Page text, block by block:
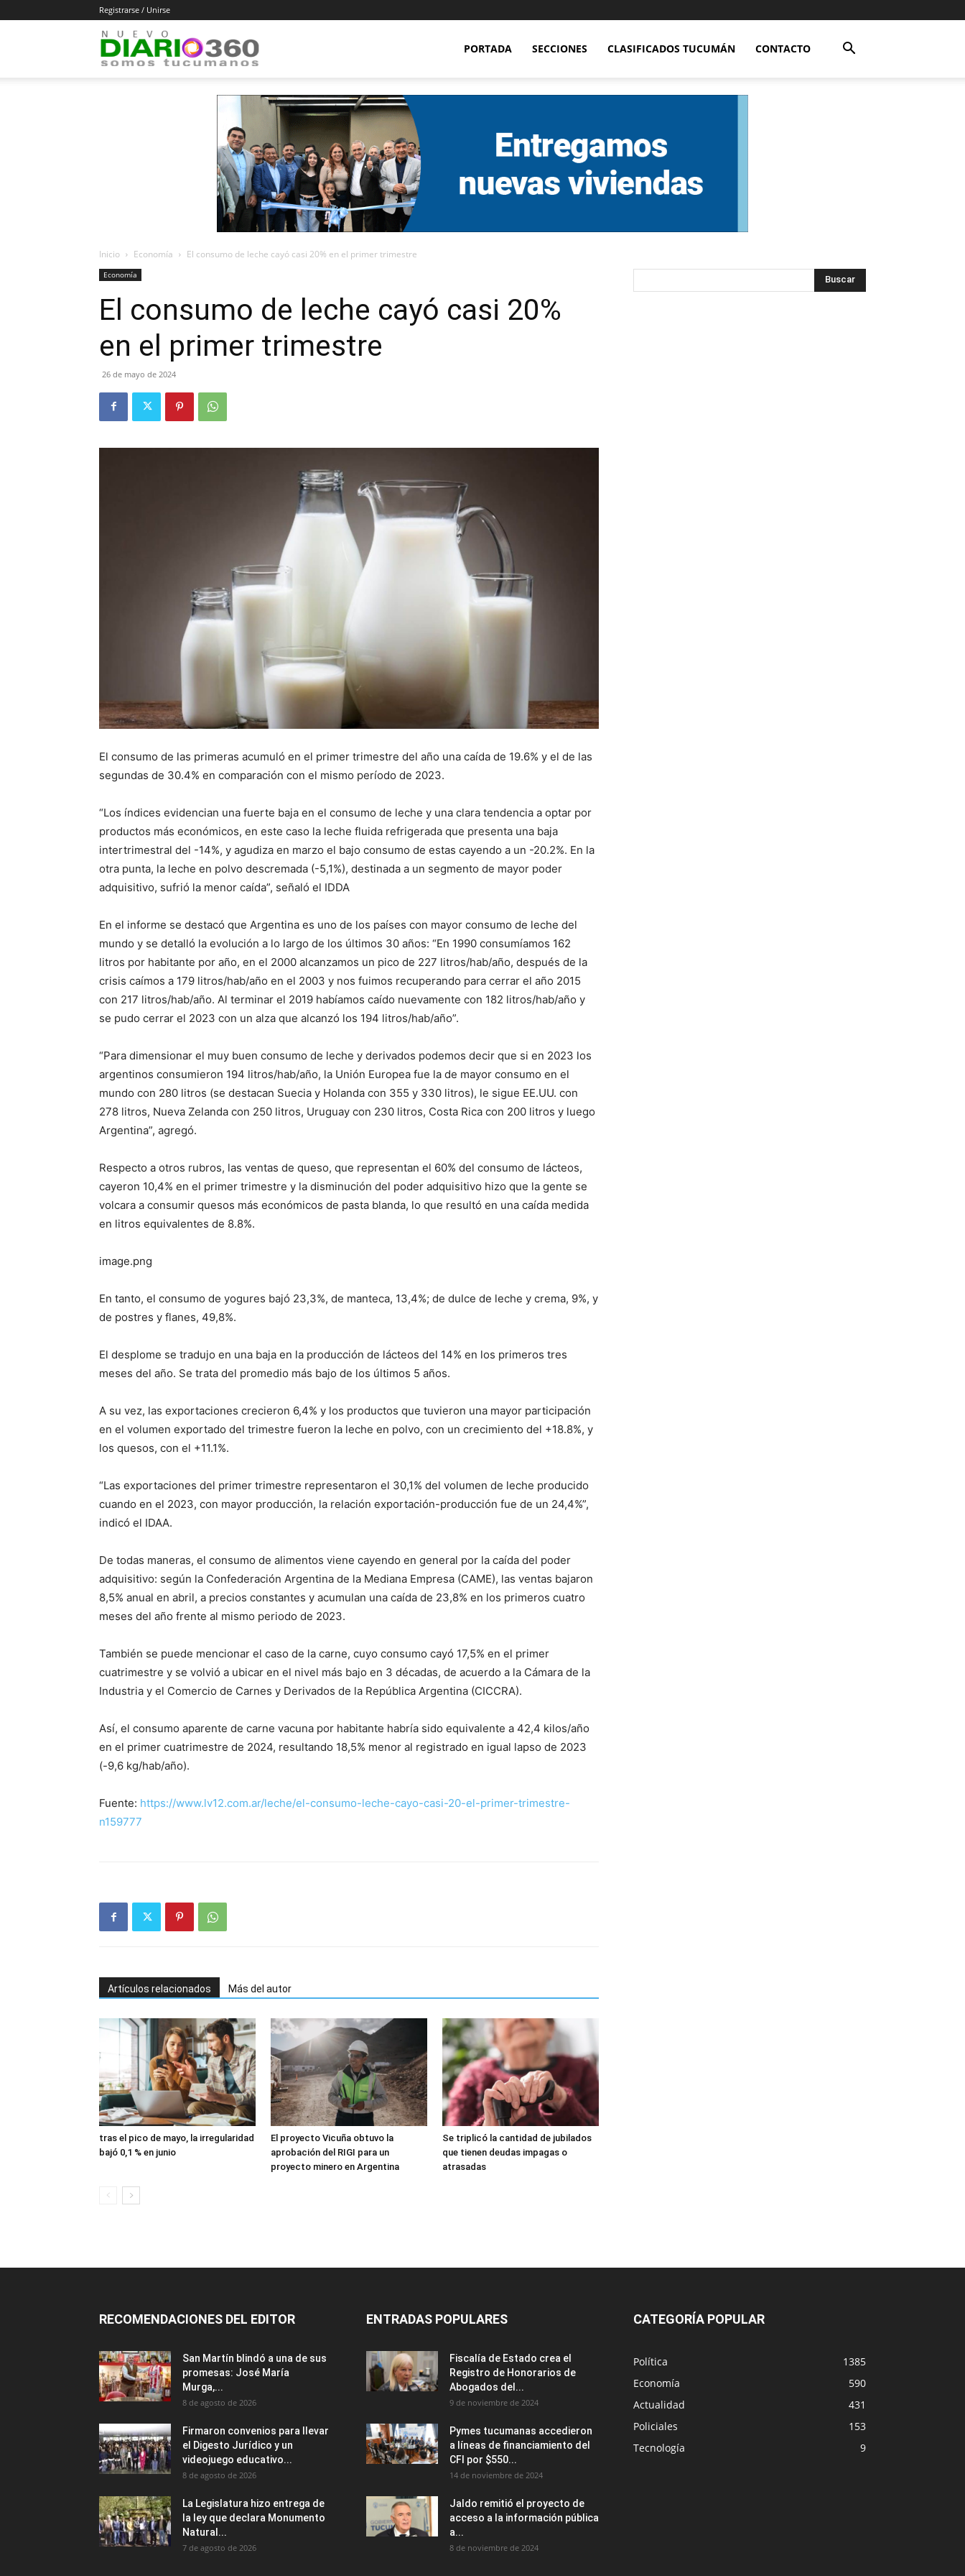
Registrarse / Unirse
Diario
360
PORTADA SECCIONES CLASIFICADOS TUCUMÁN CONTACTO
Inicio Economía El consumo de leche cayó casi 20% en el primer trimestre
Economía
El consumo de leche cayó casi 20%
en el primer trimestre
26 de mayo de 2024
El consumo de las primeras acumuló en el primer trimestre del año una caída de 19.6% y el de las
segundas de 30.4% en comparación con el mismo período de 2023.
“Los índices evidencian una fuerte baja en el consumo de leche y una clara tendencia a optar por
productos más económicos, en este caso la leche fluida refrigerada que presenta una baja
intertrimestral del -14%, y agudiza en marzo el bajo consumo de estas cayendo a un -20.2%. En la
otra punta, la leche en polvo descremada (-5,1%), destinada a un segmento de mayor poder
adquisitivo, sufrió la menor caída”, señaló el IDDA
En el informe se destacó que Argentina es uno de los países con mayor consumo de leche del
mundo y se detalló la evolución a lo largo de los últimos 30 años: “En 1990 consumíamos 162
litros por habitante por año, en el 2000 alcanzamos un pico de 227 litros/hab/año, después de la
crisis caímos a 179 litros/hab/año en el 2003 y nos fuimos recuperando para cerrar el año 2015
con 217 litros/hab/año. Al terminar el 2019 habíamos caído nuevamente con 182 litros/hab/año y
se pudo cerrar el 2023 con un alza que alcanzó los 194 litros/hab/año”.
“Para dimensionar el muy buen consumo de leche y derivados podemos decir que si en 2023 los
argentinos consumieron 194 litros/hab/año, la Unión Europea fue la de mayor consumo en el
mundo con 280 litros (se destacan Suecia y Holanda con 355 y 330 litros), le sigue EE.UU. con
278 litros, Nueva Zelanda con 250 litros, Uruguay con 230 litros, Costa Rica con 200 litros y luego
Argentina”, agregó.
Respecto a otros rubros, las ventas de queso, que representan el 60% del consumo de lácteos,
cayeron 10,4% en el primer trimestre y la disminución del poder adquisitivo hizo que la gente se
volcara a consumir quesos más económicos de pasta blanda, lo que resultó en una caída medida
en litros equivalentes de 8.8%.
image.png
En tanto, el consumo de yogures bajó 23,3%, de manteca, 13,4%; de dulce de leche y crema, 9%, y
de postres y flanes, 49,8%.
El desplome se tradujo en una baja en la producción de lácteos del 14% en los primeros tres
meses del año. Se trata del promedio más bajo de los últimos 5 años.
A su vez, las exportaciones crecieron 6,4% y los productos que tuvieron una mayor participación
en el volumen exportado del trimestre fueron la leche en polvo, con un crecimiento del +18.8%, y
los quesos, con el +11.1%.
“Las exportaciones del primer trimestre representaron el 30,1% del volumen de leche producido
cuando en el 2023, con mayor producción, la relación exportación-producción fue de un 24,4%”,
indicó el IDAA.
De todas maneras, el consumo de alimentos viene cayendo en general por la caída del poder
adquisitivo: según la Confederación Argentina de la Mediana Empresa (CAME), las ventas bajaron
8,5% anual en abril, a precios constantes y acumulan una caída de 23,8% en los primeros cuatro
meses del año frente al mismo periodo de 2023.
También se puede mencionar el caso de la carne, cuyo consumo cayó 17,5% en el primer
cuatrimestre y se volvió a ubicar en el nivel más bajo en 3 décadas, de acuerdo a la Cámara de la
Industria y el Comercio de Carnes y Derivados de la República Argentina (CICCRA).
Así, el consumo aparente de carne vacuna por habitante habría sido equivalente a 42,4 kilos/año
en el primer cuatrimestre de 2024, resultando 18,5% menor al registrado en igual lapso de 2023
(-9,6 kg/hab/año).
Fuente: https://www.lv12.com.ar/leche/el-consumo-leche-cayo-casi-20-el-primer-trimestre-
n159777
Artículos relacionados Más del autor
tras el pico de mayo, la irregularidad
bajó 0,1 % en junio
El proyecto Vicuña obtuvo la
aprobación del RIGI para un
proyecto minero en Argentina
Se triplicó la cantidad de jubilados
que tienen deudas impagas o
atrasadas
RECOMENDACIONES DEL EDITOR
San Martín blindó a una de sus
promesas: José María
Murga,...
8 de agosto de 2026
Firmaron convenios para llevar
el Digesto Jurídico y un
videojuego educativo...
8 de agosto de 2026
La Legislatura hizo entrega de
la ley que declara Monumento
Natural...
7 de agosto de 2026
ENTRADAS POPULARES
Fiscalía de Estado crea el
Registro de Honorarios de
Abogados del...
9 de noviembre de 2024
Pymes tucumanas accedieron
a líneas de financiamiento del
CFI por $550...
14 de noviembre de 2024
Jaldo remitió el proyecto de
acceso a la información pública
a...
8 de noviembre de 2024
CATEGORÍA POPULAR
Política
1385
Economía
590
Actualidad
431
Policiales
153
Tecnología
9